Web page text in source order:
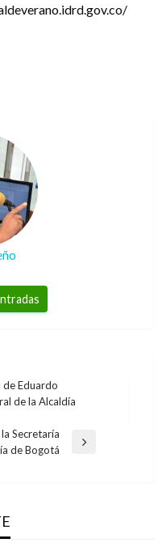
Eduardo
de la Alcaldía
Secretaría
de Bogotá
2018